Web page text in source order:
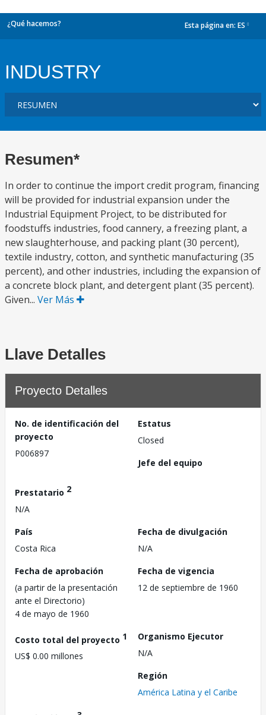
¿Qué hacemos? Esta página en: ES
INDUSTRY
Resumen*
In order to continue the import credit program, financing
will be provided for industrial expansion under the
Industrial Equipment Project, to be distributed for
foodstuffs industries, food cannery, a freezing plant, a
new slaughterhouse, and packing plant (30 percent),
textile industry, cotton, and synthetic manufacturing (35
percent), and other industries, including the expansion of
a concrete block plant, and detergent plant (35 percent).
Given... Ver Más
Llave Detalles
Proyecto Detalles
No. de identificación del
proyecto
P006897
Estatus
Closed
Jefe del equipo
Prestatario 2
N/A
País
Costa Rica
Fecha de divulgación
N/A
Fecha de aprobación
(a partir de la presentación
ante el Directorio)
4 de mayo de 1960
Fecha de vigencia
12 de septiembre de 1960
Costo total del proyecto 1
US$ 0.00 millones
Organismo Ejecutor
N/A
Región
América Latina y el Caribe